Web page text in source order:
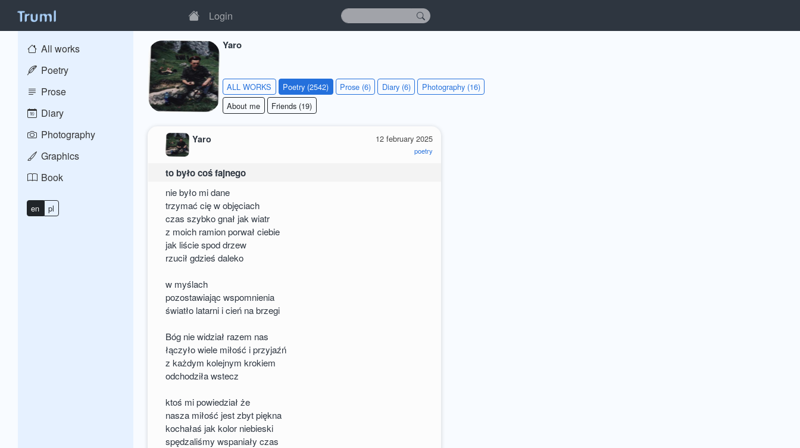
Login
All works
Poetry
Prose
Diary
Photography
Graphics
Book
en pl
Yaro
ALL WORKS Poetry (2542) Prose (6) Diary (6)
Photography (16)
About me
Friends (19)
12 february 2025
poetry
Yaro
to było coś fajnego
nie było mi dane
trzymać cię w objęciach
czas szybko gnał jak wiatr
z moich ramion porwał ciebie
jak liście spod drzew
rzucił gdzieś daleko
w myślach
pozostawiając wspomnienia
światło latarni i cień na brzegi
Bóg nie widział razem nas
łączyło wiele miłość i przyjaźń
z każdym kolejnym krokiem
odchodziła wstecz
ktoś mi powiedział że
nasza miłość jest zbyt piękna
kochałaś jak kolor niebieski
spędzaliśmy wspaniały czas